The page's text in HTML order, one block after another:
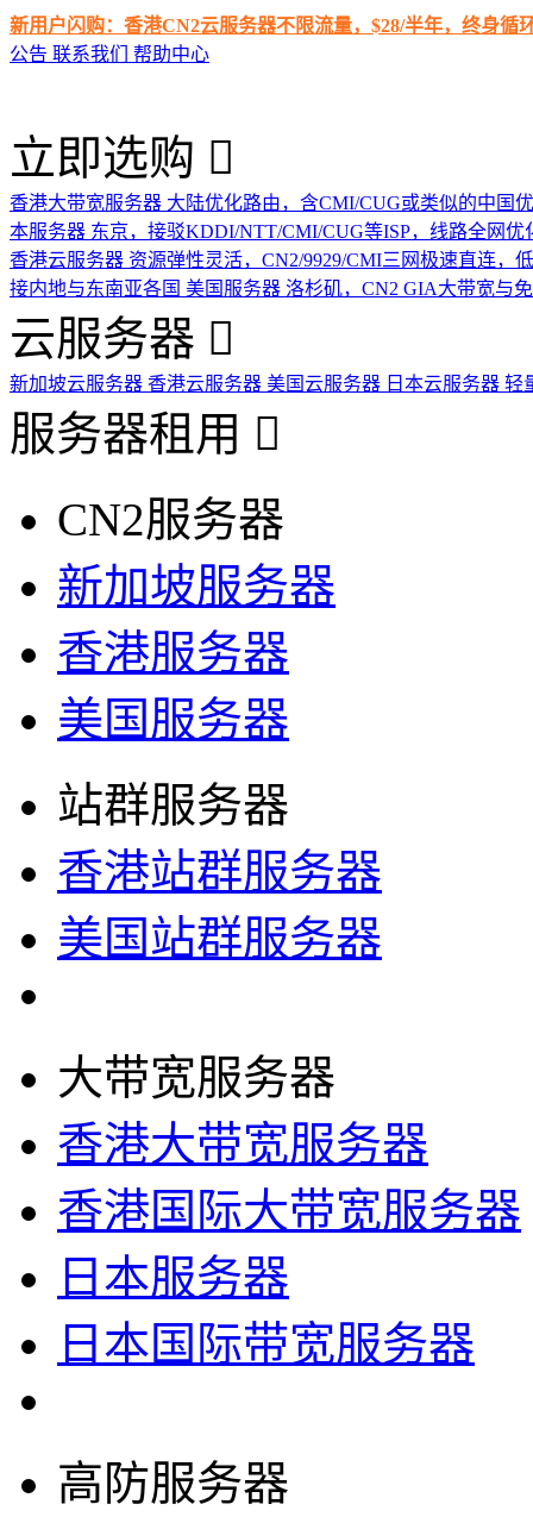
新用户闪购：香港CN2云服务器不限流量，$28/半年，终身循
公告 联系我们 帮助中心
立即选购
香港大带宽服务器 大陆优化路由，含CMI/CUG或类似的中国
本服务器 东京，接驳KDDI/NTT/CMI/CUG等ISP，线路全网优
香港云服务器 资源弹性灵活，CN2/9929/CMI三网极速直连，
接内地与东南亚各国 美国服务器 洛杉矶，CN2 GIA大带宽与
云服务器
新加坡云服务器 香港云服务器 美国云服务器 日本云服务器 轻
服务器租用
CN2服务器
新加坡服务器
香港服务器
美国服务器
站群服务器
香港站群服务器
美国站群服务器
大带宽服务器
香港大带宽服务器
香港国际大带宽服务器
日本服务器
日本国际带宽服务器
高防服务器